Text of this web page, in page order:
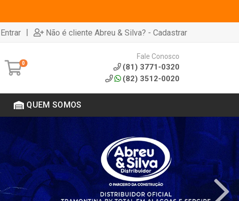
| Não é cliente Abreu & Silva? - Cadastrar
0
Fale Conosco
(81) 3771-0320
(82) 3512-0020
QUEM SOMOS